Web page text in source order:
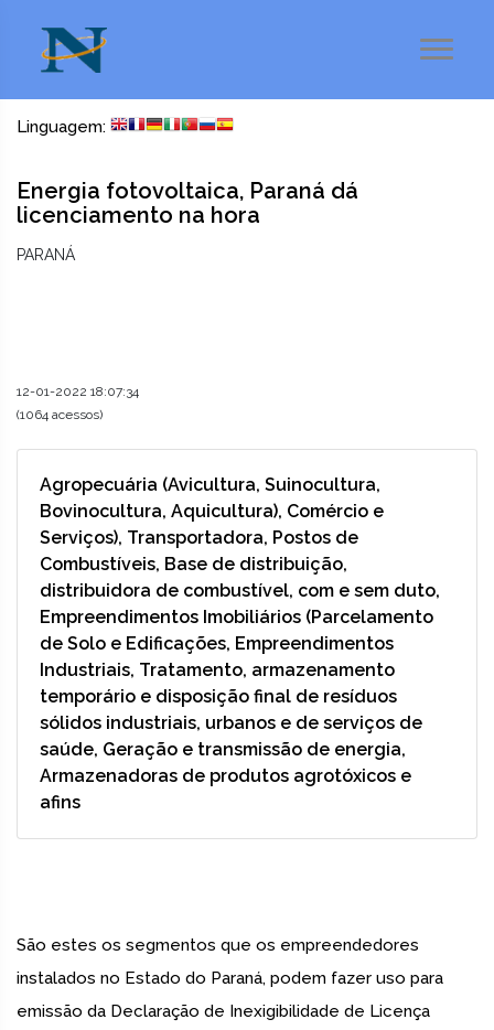
Linguagem:
Energia fotovoltaica, Paraná dá
licenciamento na hora
PARANÁ
12-01-2022 18:07:34
(1064 acessos)
Agropecuária (Avicultura, Suinocultura,
Bovinocultura, Aquicultura), Comércio e
Serviços), Transportadora, Postos de
Combustíveis, Base de distribuição,
distribuidora de combustível, com e sem duto,
Empreendimentos Imobiliários (Parcelamento
de Solo e Edificações, Empreendimentos
Industriais, Tratamento, armazenamento
temporário e disposição final de resíduos
sólidos industriais, urbanos e de serviços de
saúde, Geração e transmissão de energia,
Armazenadoras de produtos agrotóxicos e
afins
São estes os segmentos que os empreendedores
instalados no Estado do Paraná, podem fazer uso para
emissão da Declaração de Inexigibilidade de Licença